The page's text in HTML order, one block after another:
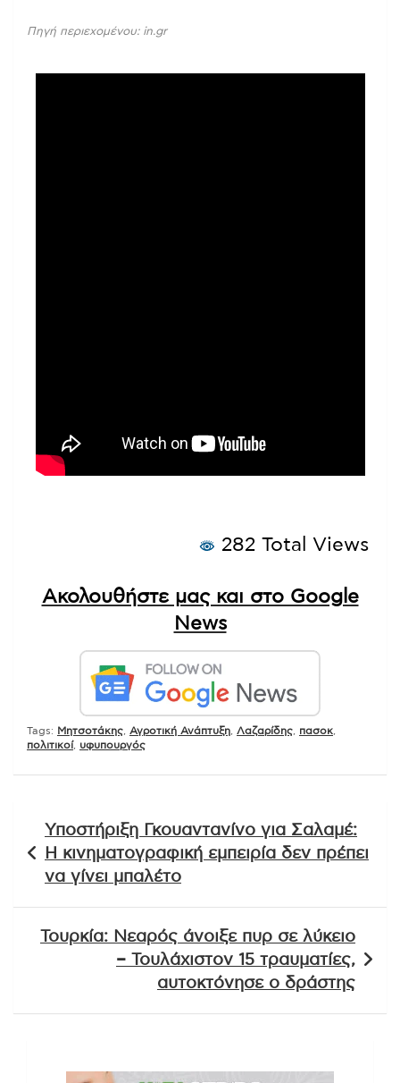
Πηγή περιεχομένου: in.gr
282 Total Views
Ακολουθήστε μας και στο Google
News
Tags: Mητσοτάκης Αγροτική Ανάπτυξη Λαζαρίδης πασοκ
πολιτικοί, υφυπουργός
άρθρων
Υποστήριξη Γκουαντανίνο για Σαλαμέ:
Η κινηματογραφική εμπειρία δεν πρέπει
να γίνει μπαλέτο
Τουρκία: Νεαρός άνοιξε πυρ σε λύκειο
– Τουλάχιστον 15 τραυματίες,
αυτοκτόνησε ο δράστης